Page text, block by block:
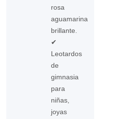
rosa
aguamarina
brillante.
✔
Leotardos
de
gimnasia
para
niñas,
joyas